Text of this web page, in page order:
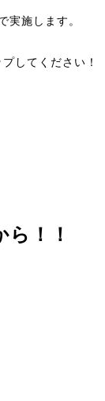
実施します。
してください！
！！